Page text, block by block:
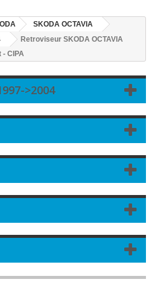
SKODA OCTAVIA
Retroviseur SKODA OCTAVIA
CIPA
>2004